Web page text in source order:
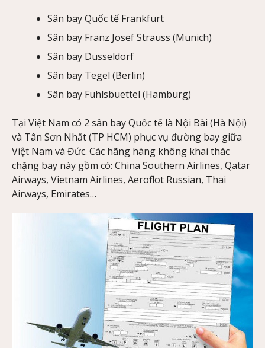
Sân bay Quốc tế Frankfurt
Sân bay Franz Josef Strauss (Munich)
Sân bay Dusseldorf
Sân bay Tegel (Berlin)
Sân bay Fuhlsbuettel (Hamburg)
Tại Việt Nam có 2 sân bay Quốc tế là Nội Bài (Hà Nội)
và Tân Sơn Nhất (TP HCM) phục vụ đường bay giữa
Việt Nam và Đức. Các hãng hàng không khai thác
chặng bay này gồm có: China Southern Airlines, Qatar
Airways, Vietnam Airlines, Aeroflot Russian, Thai
Airways, Emirates…